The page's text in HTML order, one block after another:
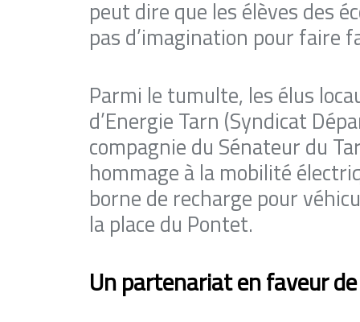
peut dire que les élèves des
pas d’imagination pour faire
Parmi le tumulte, les élus
d’Energie Tarn (Syndicat
compagnie du Sénateur du
hommage à la mobilité
borne de recharge pour
la place du Pontet.
Un partenariat en faveur